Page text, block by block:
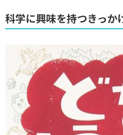
科学に興味を持つきっか